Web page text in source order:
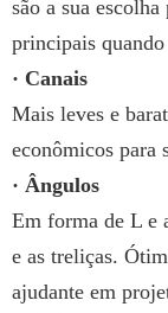
são a sua
principais
· Canais
Mais leves e
econômicos para
· Ângulos
Em forma de L e
e as treliças.
ajudante em